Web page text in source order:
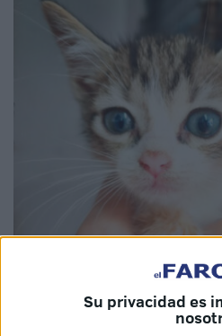
Su privacidad es